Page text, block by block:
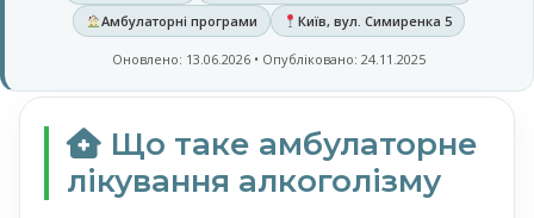
Амбулаторні програми
Київ, вул. Симиренка 5
Оновлено: 13.06.2026 • Опубліковано: 24.11.2025
Що таке амбулаторне
лікування алкоголізму